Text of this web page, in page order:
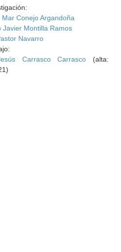
Conejo Argandoña
Javier Montilla Ramos
Navarro
Carrasco Carrasco (alta: